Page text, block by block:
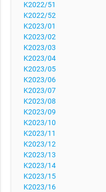
K2022/51
K2022/52
K2023/01
K2023/02
K2023/03
K2023/04
K2023/05
K2023/06
K2023/07
K2023/08
K2023/09
K2023/10
K2023/11
K2023/12
K2023/13
K2023/14
K2023/15
K2023/16